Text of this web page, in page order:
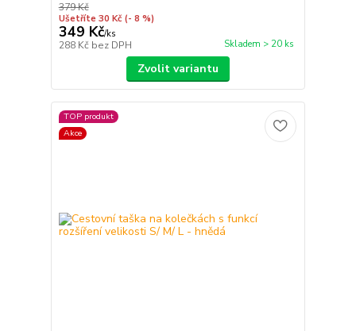
379 Kč
Ušetříte 30 Kč (- 8 %)
349 Kč/ks
288 Kč bez DPH Skladem > 20 ks
Zvolit variantu
TOP produkt
Akce